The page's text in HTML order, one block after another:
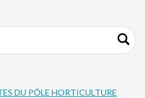
DU PÔLE HORTICULTURE